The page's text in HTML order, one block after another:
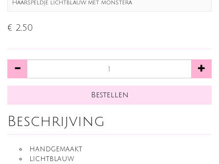
Haarspeldje lichtblauw met monstera
€ 2,50
Beschrijving
handgemaakt
lichtblauw